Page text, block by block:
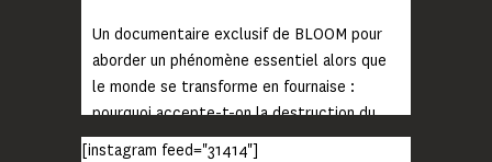
Un documentaire exclusif de BLOOM pour
aborder un phénomène essentiel alors que
le monde se transforme en fournaise :
pourquoi accepte-t-on la destruction du
monde ?
[instagram feed="31414"]